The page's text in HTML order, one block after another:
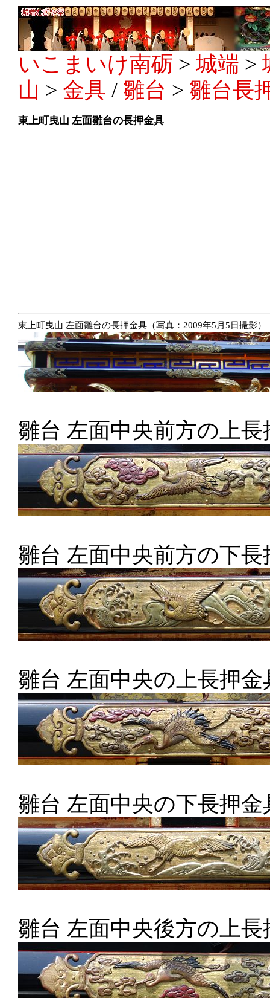
いこまいけ南砺 > 城端 >
山 > 金具 / 雛台 > 雛台長
東上町曳山 左面雛台の長押金具
東上町曳山 左面雛台の長押金具（写真：2009年5月5日撮影）
雛台 左面中央前方の上長
雛台 左面中央前方の下長
雛台 左面中央の上長押金
雛台 左面中央の下長押金
雛台 左面中央後方の上長